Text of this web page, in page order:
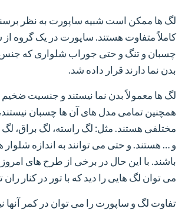
لگ‌ ها ممکن است شبیه ساپورت به نظر
کاملاً متفاوت هستند. ساپورت در یک گروه
چسبان و تنگ و حتی جوراب شلواری که جنس
بدن نما دارند قرار داده شد.
لگ ها معمولاً بدن نما نیستند و جنسیت ضخیم
همچنین تمامی مدل های آن ها چسبان
مختلفی هستند. مثل: لگ راسته، لگ براق،
و … هستند. و حتی می توانند به اندازه
باشند. با این حال در برخی از طرح های
می توان لگ هایی را دید که با تور در کنار ران
تفاوت لگ و ساپورت را می توان در کمر آنها